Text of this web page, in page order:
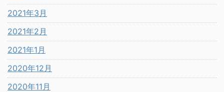
2021年3月
2021年2月
2021年1月
2020年12月
2020年11月